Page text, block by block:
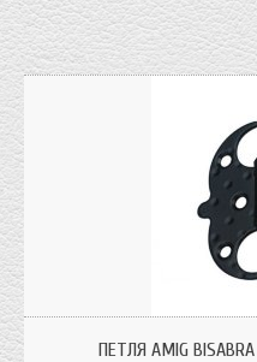
черного цветаПЕТЛЯ AMIG